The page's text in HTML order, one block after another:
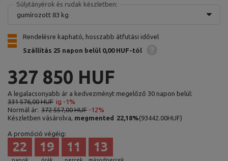
Súlytányérok és rudak készletben:
gumírozott 83 kg
Rendelésre kapható, hosszabb átfutási idővel
Szállítás 25 napon belül 0,00 HUF-tól
327 850 HUF
A legalacsonyabb ár a kedvezményt megelőző 30 napon belül:
331 576,00 HUF ig -1%
Normál ár: 372 557,00 HUF -12%
Készletben vásárolva, megmented 22,18%(93442.00HUF)
A promóció végéig:
22 19 11 12